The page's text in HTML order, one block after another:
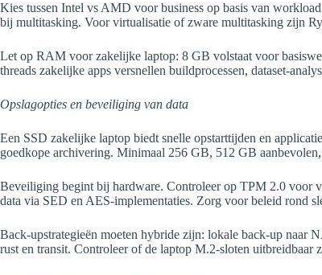
Kies tussen Intel vs AMD voor business op basis van
bij multitasking. Voor virtualisatie of zware multitasking zijn
Let op RAM voor zakelijke laptop: 8 GB volstaat voor
threads zakelijke apps versnellen buildprocessen, dataset-
Opslagopties en beveiliging van data
Een SSD zakelijke laptop biedt snelle opstarttijden en
goedkope archivering. Minimaal 256 GB, 512 GB
Beveiliging begint bij hardware. Controleer op TPM 2.0 voor
data via SED en AES-implementaties. Zorg voor beleid rond
Back-upstrategieën moeten hybride zijn: lokale back-up naar
rust en transit. Controleer of de laptop M.2-sloten uitbreidbaar